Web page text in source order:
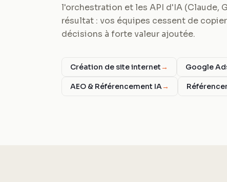
l'orchestration et les API d'IA (Claude,
résultat : vos équipes cessent de
décisions à forte valeur ajoutée.
Création de site internet→ Google
AEO & Référencement IA→